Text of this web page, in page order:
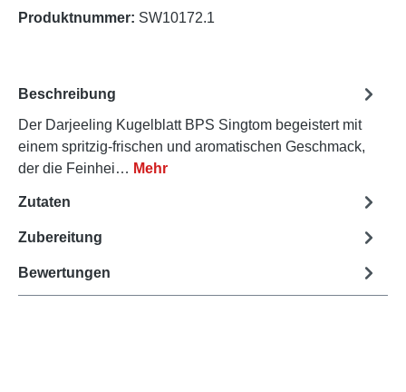
Produktnummer: SW10172.1
Beschreibung
Der Darjeeling Kugelblatt BPS Singtom begeistert mit
einem spritzig-frischen und aromatischen Geschmack,
der die Feinhei… Mehr
Zutaten
Zubereitung
Bewertungen